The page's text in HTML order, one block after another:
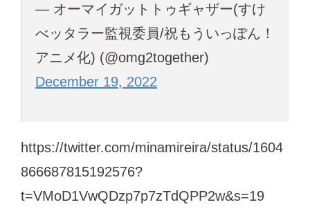
— オーマイガットトゥギャザー(すけ
べッタラー監視委員/祝もういっぽん！
アニメ化) (@omg2together)
December 19, 2022
https://twitter.com/minamireira/status/1604
866687815192576?
t=VMoD1VwQDzp7p7zTdQPP2w&s=19